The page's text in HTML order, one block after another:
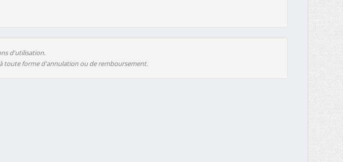
d'utilisation.
toute forme d'annulation ou de remboursement.